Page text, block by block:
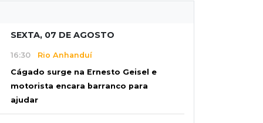
SEXTA, 07 DE AGOSTO
16:30 Rio Anhanduí
Cágado surge na Ernesto Geisel e
motorista encara barranco para
ajudar